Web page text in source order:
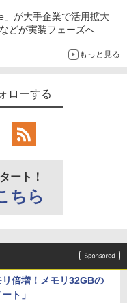
」が大手企業で活用拡大
どが実装フェーズへ
もっと見る
ローする
ート！
ちら
倍増！メモリ32GBの
ト」